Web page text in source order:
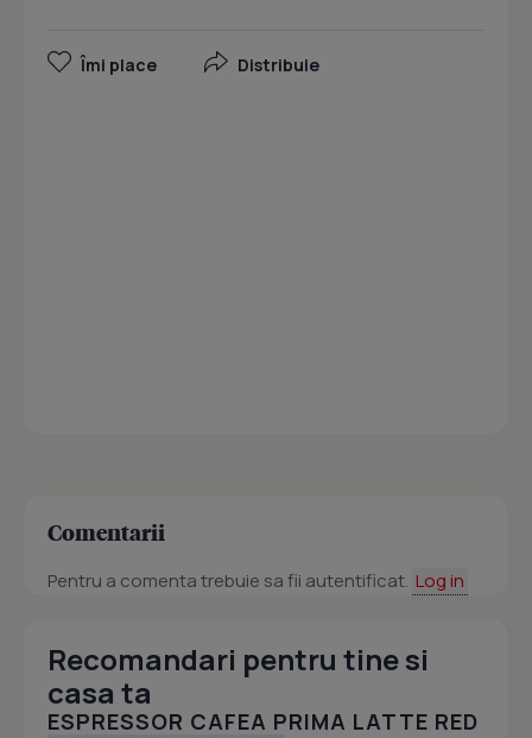
Îmi place Distribuie
Comentarii
Pentru a comenta trebuie sa fii autentificat. Log in
Recomandari pentru tine si
casa ta
ESPRESSOR CAFEA PRIMA LATTE RED